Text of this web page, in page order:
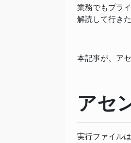
業務でもプラ
解読して行き
本記事が、ア
アセ
実行ファイル